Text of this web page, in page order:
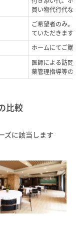
買い物代行代な
ご希望者のみ。
ていただきます。
ホームにてご購
医師による訪問
薬管理指導等の
比較
ズに該当します